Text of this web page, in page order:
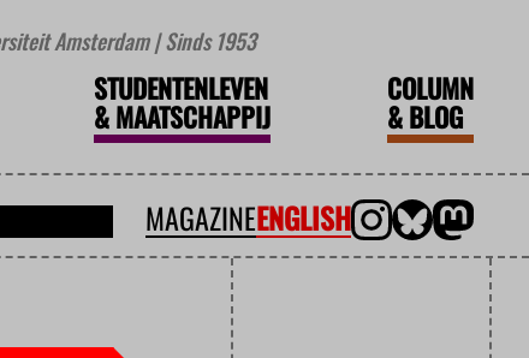
Amsterdam | Sinds 1953
STUDENTENLEVEN
&MAATSCHAPPIJ
COLUMN
&BLOG
MAGAZINEENGLISH